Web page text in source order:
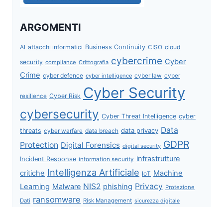
ARGOMENTI
AI attacchi informatici Business Continuity CISO cloud
security compliance Crittografia cybercrime Cyber
Crime cyber defence cyber intelligence cyber law cyber
resilience Cyber Risk Cyber Security
cybersecurity Cyber Threat Intelligence cyber
threats cyber warfare data breach data privacy Data
Protection Digital Forensics digital security GDPR
Incident Response information security infrastrutture
critiche Intelligenza Artificiale IoT Machine
Learning Malware NIS2 phishing Privacy Protezione
Dati ransomware Risk Management sicurezza digitale